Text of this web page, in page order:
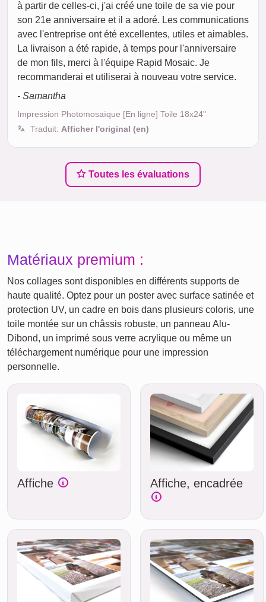
à partir de celles-ci, j'ai créé une toile de sa vie pour
son 21e anniversaire et il a adoré. Les communications
avec l'entreprise ont été excellentes, utiles et aimables.
La livraison a été rapide, à temps pour l'anniversaire
de mon fils, merci à l'équipe Rapid Mosaic. Je
recommanderai et utiliserai à nouveau votre service.
- Samantha
Impression Photomosaïque [En ligne] Toile 18x24"
Traduit: Afficher l'original (en)
Toutes les évaluations
Matériaux premium :
Nos collages sont disponibles en différents supports de
haute qualité. Optez pour un poster avec surface satinée et
protection UV, un cadre en bois dans plusieurs coloris, une
toile montée sur un châssis robuste, un panneau Alu-
Dibond, un imprimé sous verre acrylique ou même un
téléchargement numérique pour une impression
personnelle.
Affiche Affiche, encadrée